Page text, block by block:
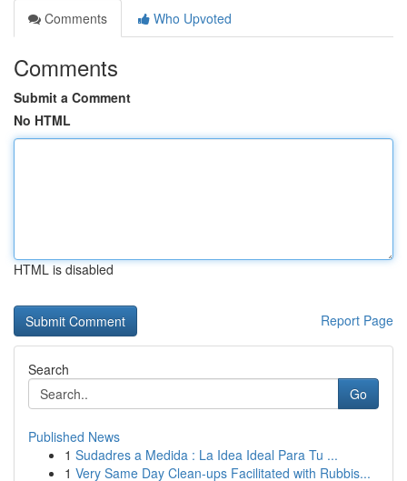
Comments
Who Upvoted
Comments
Submit a Comment
No HTML
HTML is disabled
Report Page
Search
Go
Published News
1 Sudadres a Medida : La Idea Ideal Para Tu ...
1 Very Same Day Clean-ups Facilitated with Rubbis...